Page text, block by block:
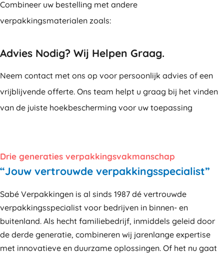
Combineer uw bestelling met andere
verpakkingsmaterialen zoals:
Advies Nodig? Wij Helpen Graag.
Neem contact met ons op voor persoonlijk advies of een
vrijblijvende offerte. Ons team helpt u graag bij het vinden
van de juiste hoekbescherming voor uw toepassing
Drie generaties verpakkingsvakmanschap
“Jouw vertrouwde verpakkingsspecialist”
Sabé Verpakkingen is al sinds 1987 dé vertrouwde
verpakkingsspecialist voor bedrijven in binnen- en
buitenland. Als hecht familiebedrijf, inmiddels geleid door
de derde generatie, combineren wij jarenlange expertise
met innovatieve en duurzame oplossingen. Of het nu gaat